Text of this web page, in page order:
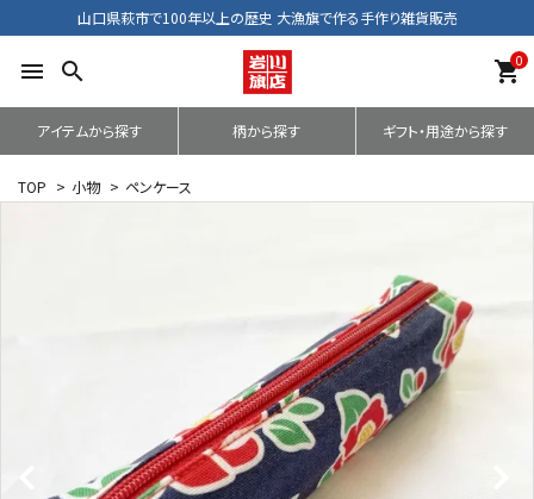
山口県萩市で100年以上の歴史 大漁旗で作る手作り雑貨販売
menu search 0
shopping_cart
アイテムから探す 柄から探す ギフト・用途から探す
TOP > 小物 > ペンケース